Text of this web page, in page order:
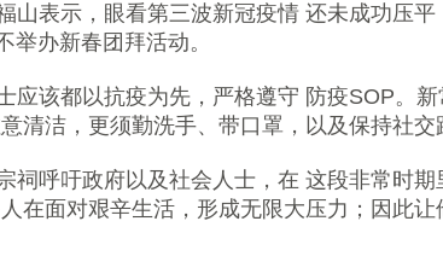
山表示，眼看第三波新冠疫情 还未成功压
举办新春团拜活动。
应该都以抗疫为先，严格遵守 防疫SOP。
清洁，更须勤洗手、带口罩，以及保持社交
祠呼吁政府以及社会人士，在 这段非常时
在面对艰辛生活，形成无限大压力；因此